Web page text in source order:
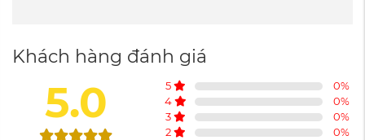
Khách hàng đánh giá
5.0 5 0%
4
0%
3
0%
2
0%